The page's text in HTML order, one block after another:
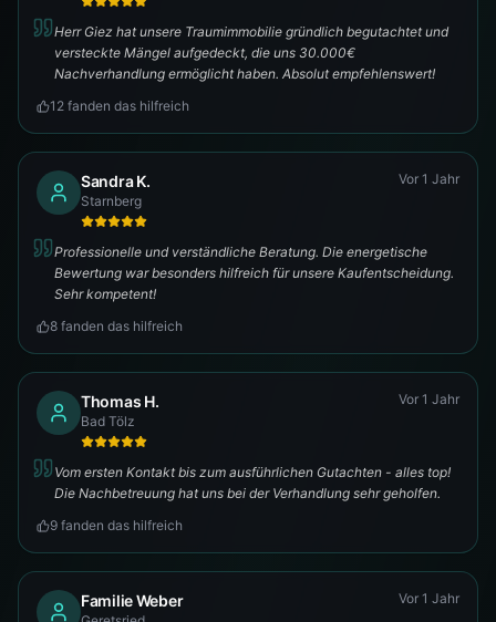
Herr Giez hat unsere Traumimmobilie gründlich begutachtet und
versteckte Mängel aufgedeckt, die uns 30.000€
Nachverhandlung ermöglicht haben. Absolut empfehlenswert!
12 fanden das hilfreich
Sandra K.
Starnberg
Vor 1 Jahr
Professionelle und verständliche Beratung. Die energetische
Bewertung war besonders hilfreich für unsere Kaufentscheidung.
Sehr kompetent!
8 fanden das hilfreich
Thomas H.
Bad Tölz
Vor 1 Jahr
Vom ersten Kontakt bis zum ausführlichen Gutachten - alles top!
Die Nachbetreuung hat uns bei der Verhandlung sehr geholfen.
9 fanden das hilfreich
Familie Weber Vor 1 Jahr